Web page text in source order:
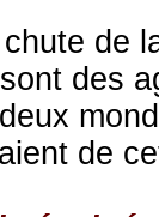
de
des
de